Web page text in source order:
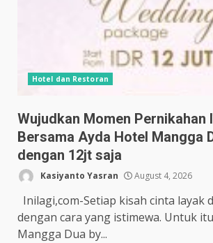
Hotel dan Restoran
Wujudkan Momen Pernikahan
Bersama Ayda Hotel Mangga
dengan 12jt saja
Kasiyanto Yasran August 4, 2026
Inilagi,com-Setiap kisah cinta layak
dengan cara yang istimewa. Untuk
Mangga Dua by...